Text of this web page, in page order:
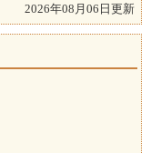
2026年08月06日更新